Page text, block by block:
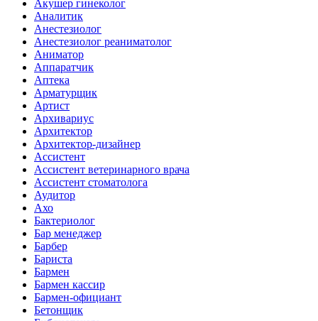
Акушер гинеколог
Аналитик
Анестезиолог
Анестезиолог реаниматолог
Аниматор
Аппаратчик
Аптека
Арматурщик
Артист
Архивариус
Архитектор
Архитектор-дизайнер
Ассистент
Ассистент ветеринарного врача
Ассистент стоматолога
Аудитор
Ахо
Бактериолог
Бар менеджер
Барбер
Бариста
Бармен
Бармен кассир
Бармен-официант
Бетонщик